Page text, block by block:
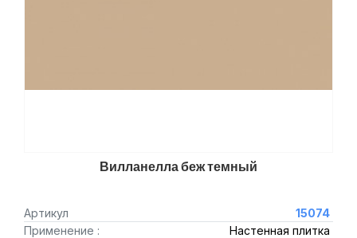
Вилланелла беж темный
Артикул
15074
Применение :
Настенная плитка